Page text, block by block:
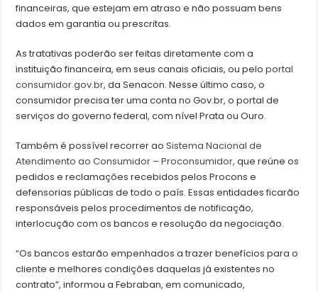
financeiras, que estejam em atraso e não possuam bens
dados em garantia ou prescritas.
As tratativas poderão ser feitas diretamente com a
instituição financeira, em seus canais oficiais, ou peloportal
consumidor.gov.br, da Senacon. Nesse último caso, o
consumidor precisa ter uma conta no Gov.br, o portal de
serviços do governo federal, com nível Prata ou Ouro.
Também é possível recorrer aoSistema Nacional de
Atendimento ao Consumidor – Proconsumidor, que reúne os
pedidos e reclamações recebidos pelos Procons e
defensorias públicas de todo o país. Essas entidades ficarão
responsáveis pelos procedimentos de notificação,
interlocução com os bancos e resolução da negociação.
“Os bancos estarão empenhados a trazer benefícios para o
cliente e melhores condições daquelas já existentes no
contrato”, informou a Febraban, em comunicado,